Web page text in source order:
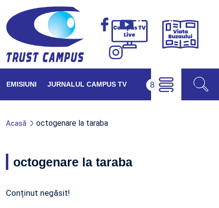
Campus
Viața
EMISIUNI JURNALUL CAMPUS TV
Acasă octogenare la taraba
octogenare la taraba
Conținut negăsit!